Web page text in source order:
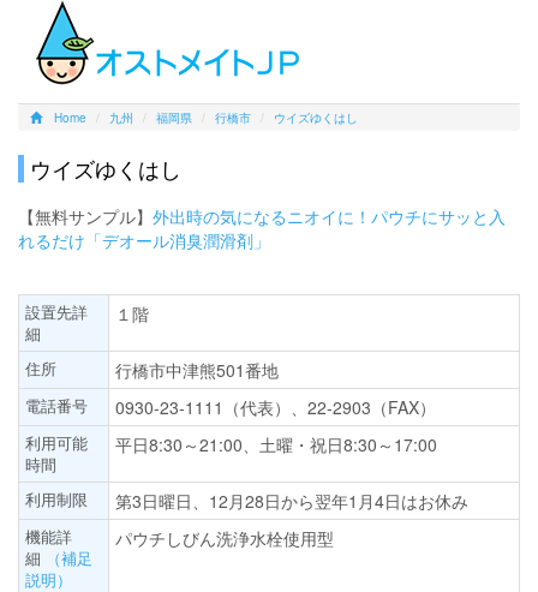
Home 九州 福岡県 行橋市 ウイズゆくはし
ウイズゆくはし
【無料サンプル】 外出時の気になるニオイに！パウチにサッと入
れるだけ「デオール消臭潤滑剤」
設置先詳
細
１階
住所 行橋市中津熊501番地
電話番号 0930-23-1111（代表）、22-2903（FAX）
利用可能
時間
平日8:30～21:00、土曜・祝日8:30～17:00
利用制限 第3日曜日、12月28日から翌年1月4日はお休み
機能詳
細
（補足
説明）
パウチしびん洗浄水栓使用型